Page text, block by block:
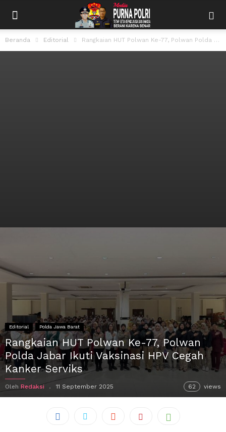
Beranda Editorial Rangkaian HUT Polwan Ke-77, Polwan Polda Jabar Ikuti Vaksinasi HPV Cegah Kanker...
Editorial Polda Jawa Barat
Rangkaian HUT Polwan Ke-77, Polwan
Polda Jabar Ikuti Vaksinasi HPV Cegah
Kanker Serviks
Oleh Redaksi 11 September 2025 62 views